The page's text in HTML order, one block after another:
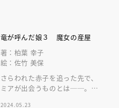
竜が呼んだ娘３ 魔女の産屋
著：柏葉 幸子
絵：佐竹 美保
さらわれた赤子を追った先で、
ミアが出会うものとは──。人
2024.05.23